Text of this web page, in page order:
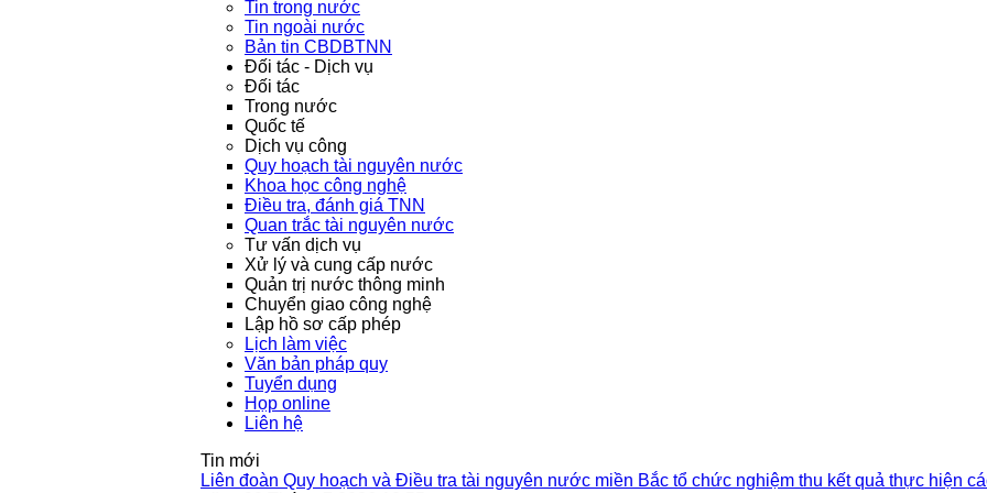
Tin trong nước
Tin ngoài nước
Bản tin CBDBTNN
Đối tác - Dịch vụ
Đối tác
Trong nước
Quốc tế
Dịch vụ công
Quy hoạch tài nguyên nước
Khoa học công nghệ
Điều tra, đánh giá TNN
Quan trắc tài nguyên nước
Tư vấn dịch vụ
Xử lý và cung cấp nước
Quản trị nước thông minh
Chuyển giao công nghệ
Lập hồ sơ cấp phép
Lịch làm việc
Văn bản pháp quy
Tuyển dụng
Họp online
Liên hệ
Tin mới
Liên đoàn Quy hoạch và Điều tra tài nguyên nước miền Bắc tổ chức nghiệm thu kết quả thực hiện